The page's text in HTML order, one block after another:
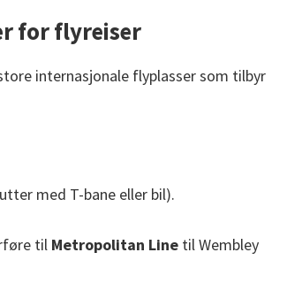
for flyreiser
internasjonale flyplasser som tilbyr
med T-bane eller bil).
til Metropolitan Line til Wembley